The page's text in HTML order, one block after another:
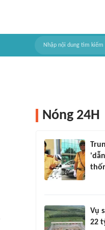
Nóng 24H
Vụ
22